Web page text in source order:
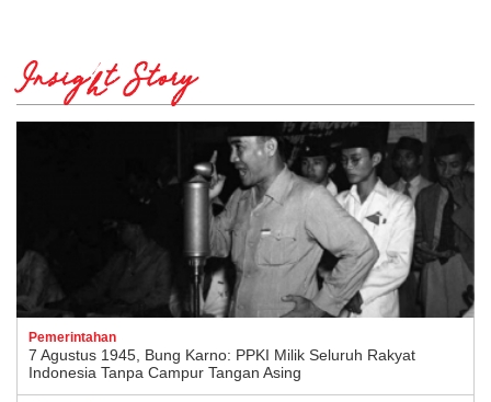
Insight Story
Pemerintahan
7 Agustus 1945, Bung Karno: PPKI Milik Seluruh Rakyat
Indonesia Tanpa Campur Tangan Asing